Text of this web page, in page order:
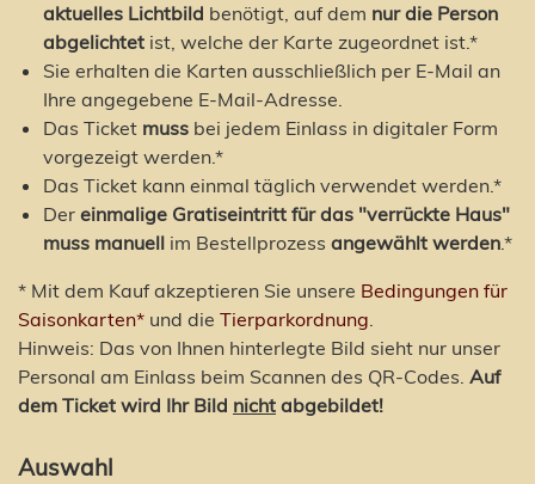
aktuelles Lichtbild benötigt, auf dem nur die Person
abgelichtetist, welche der Karte zugeordnet ist.*
Sie erhalten die Karten ausschließlich per E-Mail an
Ihre angegebene E-Mail-Adresse.
Das Ticket muss bei jedem Einlass in digitaler Form
vorgezeigt werden.*
Das Ticket kann einmal täglich verwendet werden.*
Der einmalige Gratiseintritt für das "verrückte Haus"
muss manuellim Bestellprozess angewählt werden.*
* Mit dem Kauf akzeptieren Sie unsere Bedingungen für
Saisonkarten* und die Tierparkordnung.
Hinweis: Das von Ihnen hinterlegte Bild sieht nur unser
Personal am Einlass beim Scannen des QR-Codes. Auf
dem Ticket wird Ihr Bild nicht abgebildet!
Auswahl